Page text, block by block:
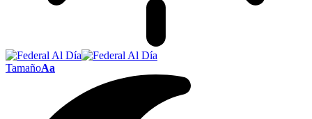
TamañoAa